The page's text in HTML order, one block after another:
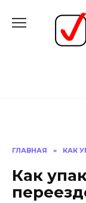
содержанию
ГЛАВНАЯ » КАК
Как